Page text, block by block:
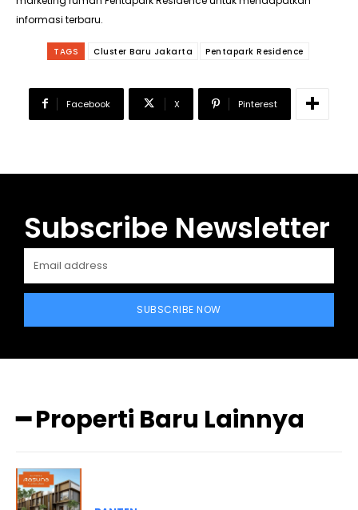
informasi terbaru.
TAGS Cluster Baru Jakarta Pentapark Residence
Facebook X Pinterest
Subscribe Newsletter
SUBSCRIBE NOW
━ Properti Baru Lainnya